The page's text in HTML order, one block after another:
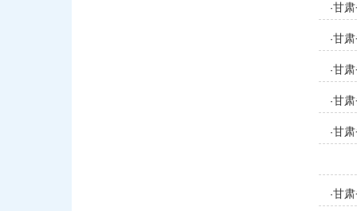
·甘
·甘
·甘
·甘
·甘
·甘